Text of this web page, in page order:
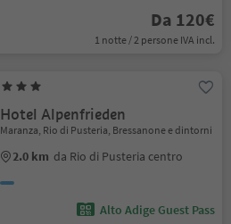
Da 120€
1 notte / 2 persone IVA incl.
Hotel Alpenfrieden
Maranza, Rio di Pusteria, Bressanone e dintorni
2.0 km da Rio di Pusteria centro
Alto Adige Guest Pass